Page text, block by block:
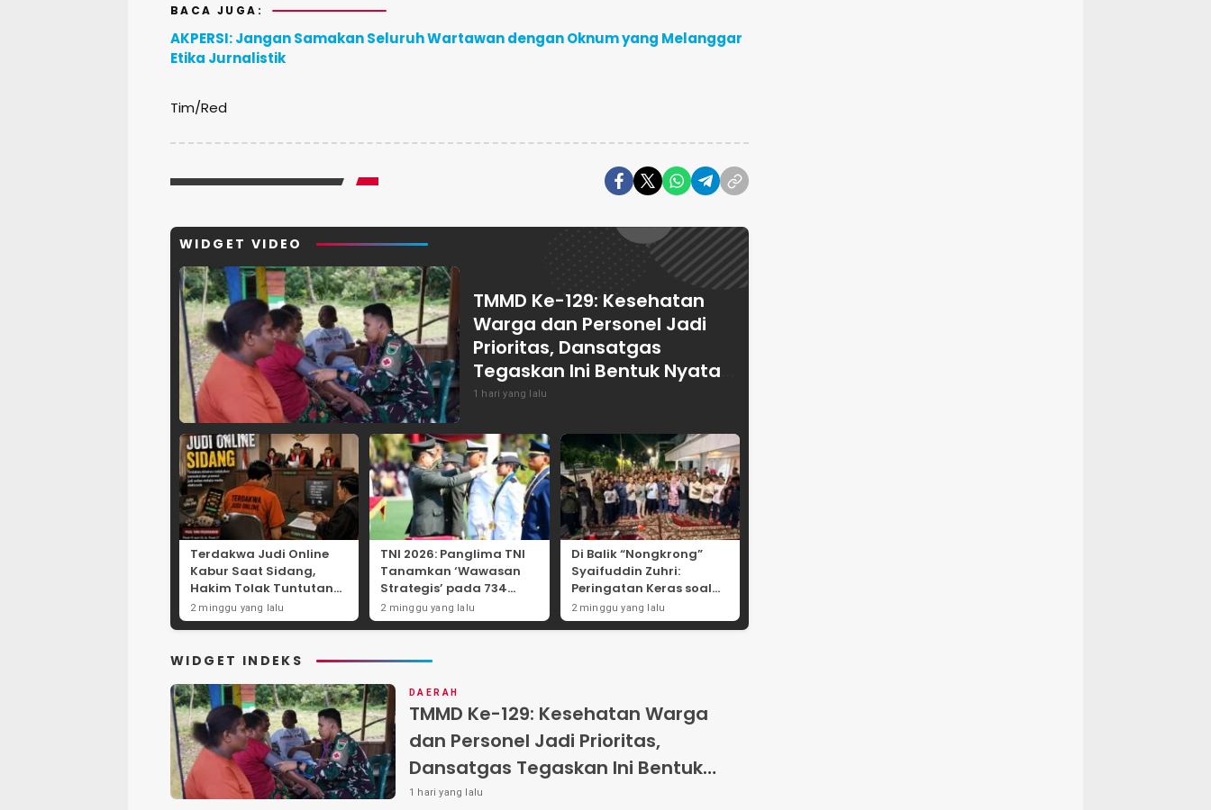
BACA JUGA:
AKPERSI: Jangan Samakan Seluruh Wartawan dengan Oknum yang Melanggar
Etika Jurnalistik
Tim/Red
WIDGET VIDEO
TMMD Ke-129: Kesehatan
Warga dan Personel Jadi
Prioritas, Dansatgas
Tegaskan Ini Bentuk Nyata
Kemanunggalan
1 hari yang lalu
Terdakwa Judi Online
Kabur Saat Sidang,
Hakim Tolak Tuntutan
JPU Tanjung Perak
karena Gagal Hadirkan
2 minggu yang lalu
TNI 2026: Panglima TNI
Tanamkan ‘Wawasan
Strategis’ pada 734
Perwira Baru, Tekankan
Netralitas dan
2 minggu yang lalu
Di Balik “Nongkrong”
Syaifuddin Zuhri:
Peringatan Keras soal
Pungli Administrasi dan
Batas Tegas Iuran
2 minggu yang lalu
WIDGET INDEKS
DAERAH
TMMD Ke-129: Kesehatan Warga
dan Personel Jadi Prioritas,
Dansatgas Tegaskan Ini Bentuk
Nyata Kemanunggalan
1 hari yang lalu